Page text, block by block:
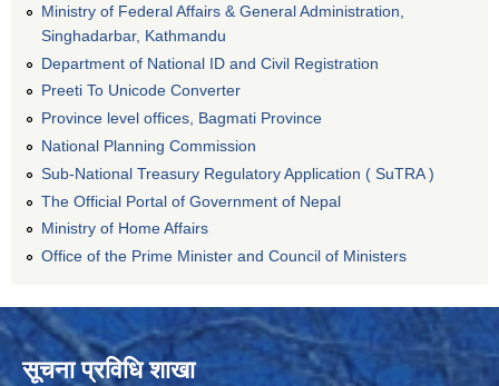
Ministry of Federal Affairs & General Administration,
Singhadarbar, Kathmandu
Department of National ID and Civil Registration
Preeti To Unicode Converter
Province level offices, Bagmati Province
National Planning Commission
Sub-National Treasury Regulatory Application ( SuTRA )
The Official Portal of Government of Nepal
Ministry of Home Affairs
Office of the Prime Minister and Council of Ministers
सूचना प्रविधि शाखा